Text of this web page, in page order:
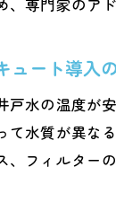
専門家のア
ュート導入
戸水の温度が
て水質が異な
フィルター